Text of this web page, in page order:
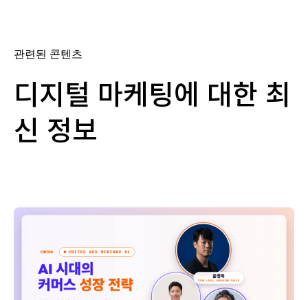
관련된 콘텐츠
디지털 마케팅에 대한 최
신 정보